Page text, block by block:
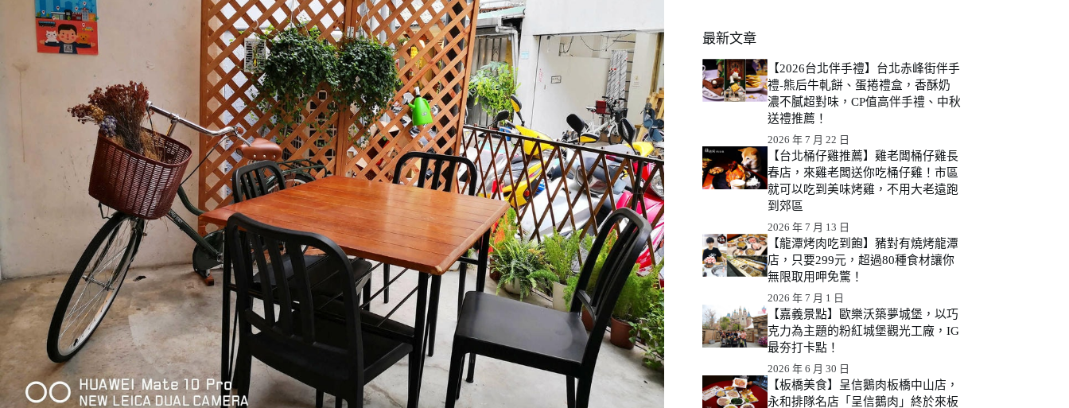
類
最新文章
【2026台北伴手禮】台北赤峰街伴手
禮-熊后牛軋餅、蛋捲禮盒，香酥奶
濃不膩超對味，CP值高伴手禮、中秋
送禮推薦！
2026 年 7 月 22 日
【台北桶仔雞推薦】雞老闆桶仔雞長
春店，來雞老闆送你吃桶仔雞！市區
就可以吃到美味烤雞，不用大老遠跑
到郊區
2026 年 7 月 13 日
【龍潭烤肉吃到飽】豬對有燒烤龍潭
店，只要299元，超過80種食材讓你
無限取用呷免驚！
2026 年 7 月 1 日
【嘉義景點】歐樂沃築夢城堡，以巧
克力為主題的粉紅城堡觀光工廠，IG
最夯打卡點！
2026 年 6 月 30 日
【板橋美食】呈信鵝肉板橋中山店，
永和排隊名店「呈信鵝肉」終於來板